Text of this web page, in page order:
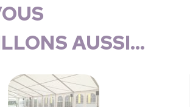
AUSSI...